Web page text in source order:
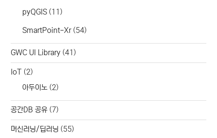
pyQGIS (11)
SmartPoint-Xr(54)
GWC UI Library (41)
IoT (2)
아두이노 (2)
공간DB 공유 (7)
머신러닝/딥러닝 (55)